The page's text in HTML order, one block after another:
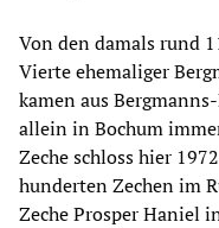
Von den damals rund
Vierte ehemaliger
kamen aus
allein in Bochum
Zeche schloss hier
hunderten Zechen im
Zeche Prosper Haniel